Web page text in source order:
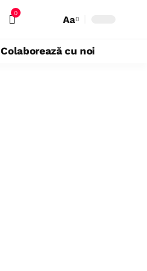
0
Aa
Colaborează cu noi